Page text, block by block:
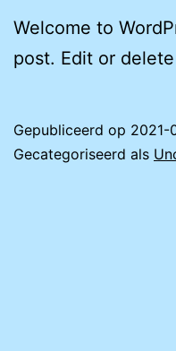
Welcome to
post. Edit or
Gepubliceerd op 2021-
Gecategoriseerd als